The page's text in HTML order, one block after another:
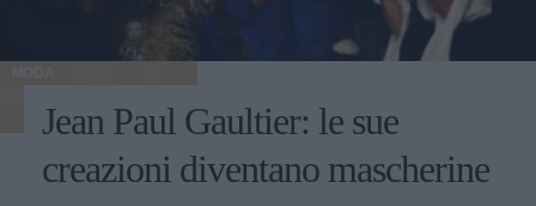
MODA
Jean Paul Gaultier: le sue
creazioni diventano mascherine